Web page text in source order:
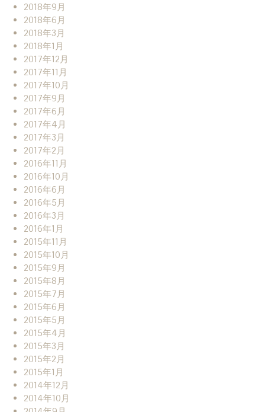
2018年9月
2018年6月
2018年3月
2018年1月
2017年12月
2017年11月
2017年10月
2017年9月
2017年6月
2017年4月
2017年3月
2017年2月
2016年11月
2016年10月
2016年6月
2016年5月
2016年3月
2016年1月
2015年11月
2015年10月
2015年9月
2015年8月
2015年7月
2015年6月
2015年5月
2015年4月
2015年3月
2015年2月
2015年1月
2014年12月
2014年10月